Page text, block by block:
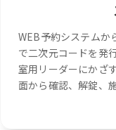
WEB予約システムか
で二次元コードを発
室用リーダーにかざ
面から確認、解錠、